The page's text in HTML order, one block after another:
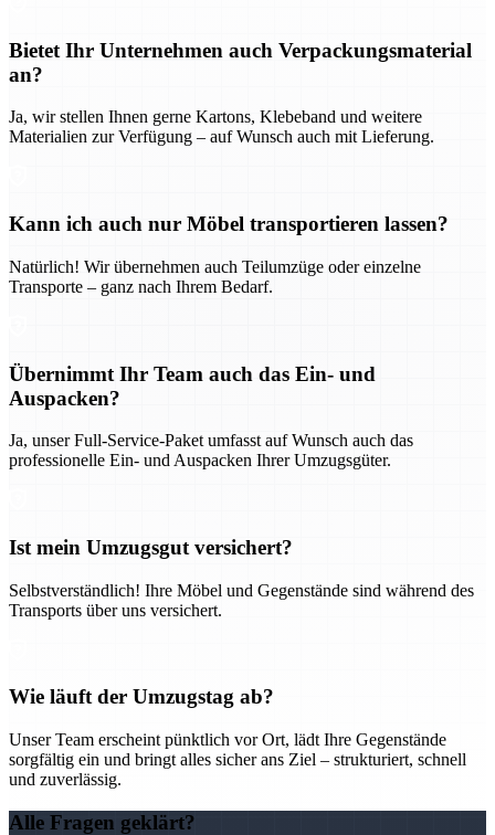
Bietet Ihr Unternehmen auch Verpackungsmaterial
an?
Ja, wir stellen Ihnen gerne Kartons, Klebeband und weitere
Materialien zur Verfügung – auf Wunsch auch mit Lieferung.
Kann ich auch nur Möbel transportieren lassen?
Natürlich! Wir übernehmen auch Teilumzüge oder einzelne
Transporte – ganz nach Ihrem Bedarf.
Übernimmt Ihr Team auch das Ein- und
Auspacken?
Ja, unser Full-Service-Paket umfasst auf Wunsch auch das
professionelle Ein- und Auspacken Ihrer Umzugsgüter.
Ist mein Umzugsgut versichert?
Selbstverständlich! Ihre Möbel und Gegenstände sind während des
Transports über uns versichert.
Wie läuft der Umzugstag ab?
Unser Team erscheint pünktlich vor Ort, lädt Ihre Gegenstände
sorgfältig ein und bringt alles sicher ans Ziel – strukturiert, schnell
und zuverlässig.
Alle Fragen geklärt?